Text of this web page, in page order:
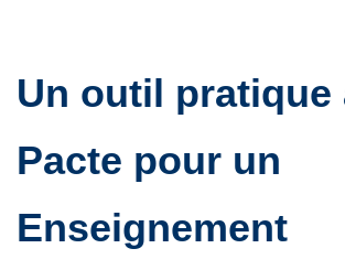
Un outil pratique
Pacte pour un
Enseignement